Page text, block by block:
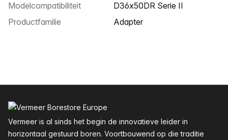
Modelcompatibiliteit
D36x50DR Serie II
Productfamilie
Adapter
Vermeer is al sinds het begin de innovatieve leider in
horizontaal gestuurd boren. Voortbouwend op die traditie